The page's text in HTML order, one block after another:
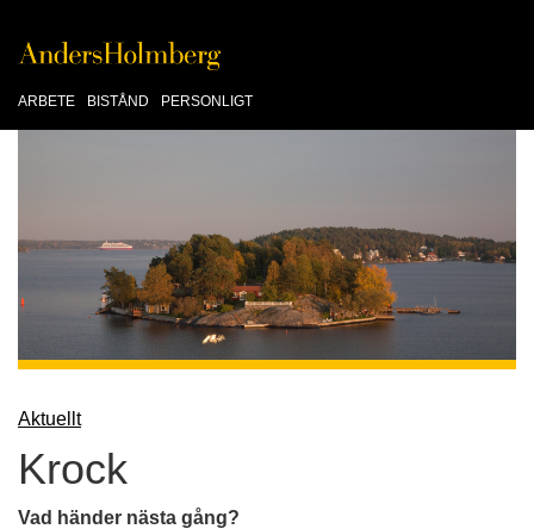
ARBETE BISTÅND PERSONLIGT
Aktuellt
Krock
Vad händer nästa gång?